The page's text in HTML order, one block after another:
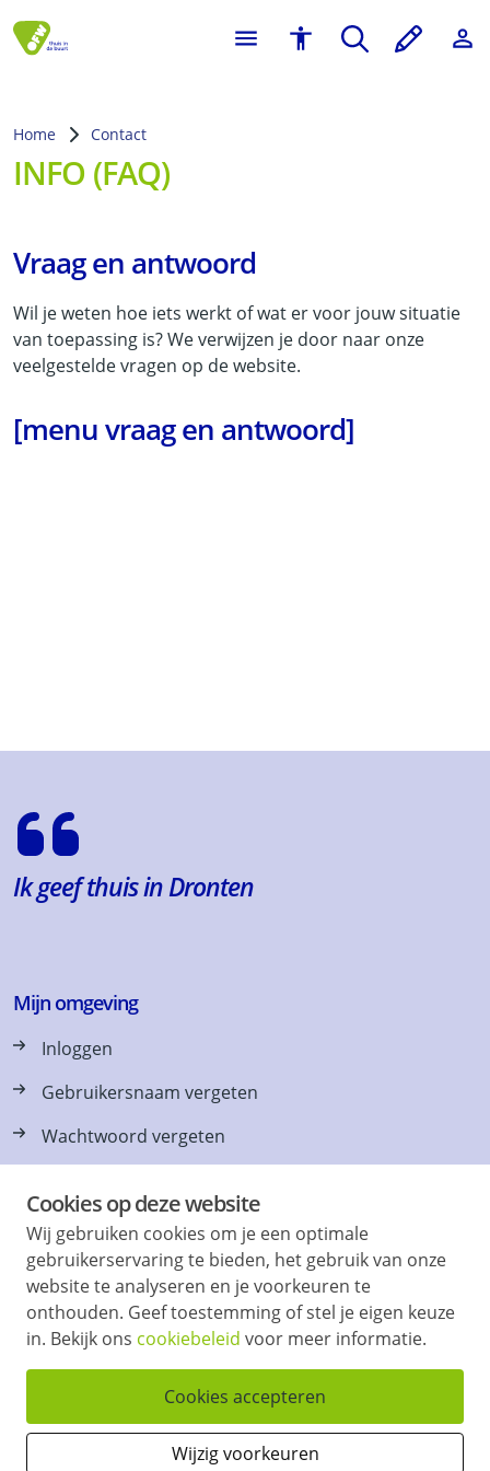
Home Contact
INFO (FAQ)
Vraag en antwoord
Wil je weten hoe iets werkt of wat er voor jouw situatie
van toepassing is? We verwijzen je door naar onze
veelgestelde vragen op de website.
[menu vraag en antwoord]
Ik geef thuis in Dronten
Mijn omgeving
Inloggen
Gebruikersnaam vergeten
Wachtwoord vergeten
Vraag en antwoord
Vaak gevraagd, Tips & Contact
Onlangs verhuurd
Vind & volg ons ook op
Cookies op deze website
Wij gebruiken cookies om je een optimale
gebruikerservaring te bieden, het gebruik van onze
website te analyseren en je voorkeuren te
onthouden. Geef toestemming of stel je eigen keuze
in. Bekijk ons cookiebeleid voor meer informatie.
Wijzig voorkeuren
Cookies accepteren